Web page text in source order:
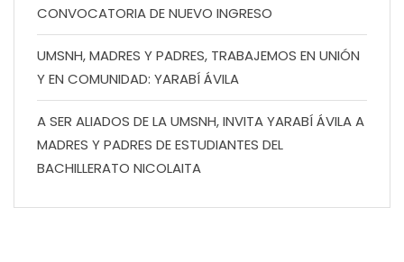
CONVOCATORIA DE NUEVO INGRESO
UMSNH, MADRES Y PADRES, TRABAJEMOS EN UNIÓN
Y EN COMUNIDAD: YARABÍ ÁVILA
A SER ALIADOS DE LA UMSNH, INVITA YARABÍ ÁVILA A
MADRES Y PADRES DE ESTUDIANTES DEL
BACHILLERATO NICOLAITA